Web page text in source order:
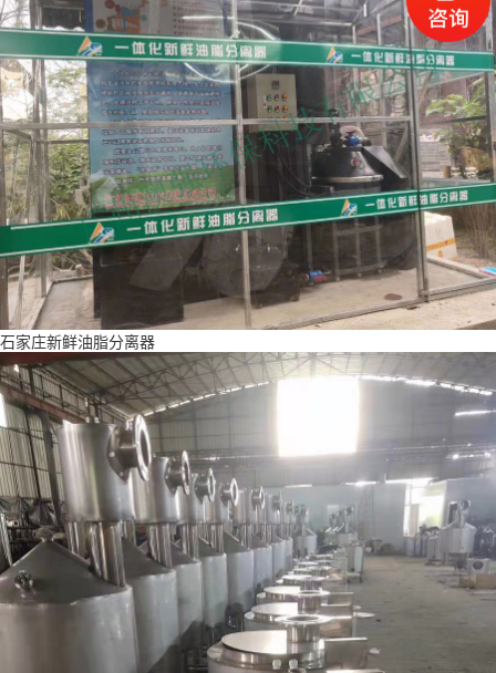
石家庄新鲜油脂分离器